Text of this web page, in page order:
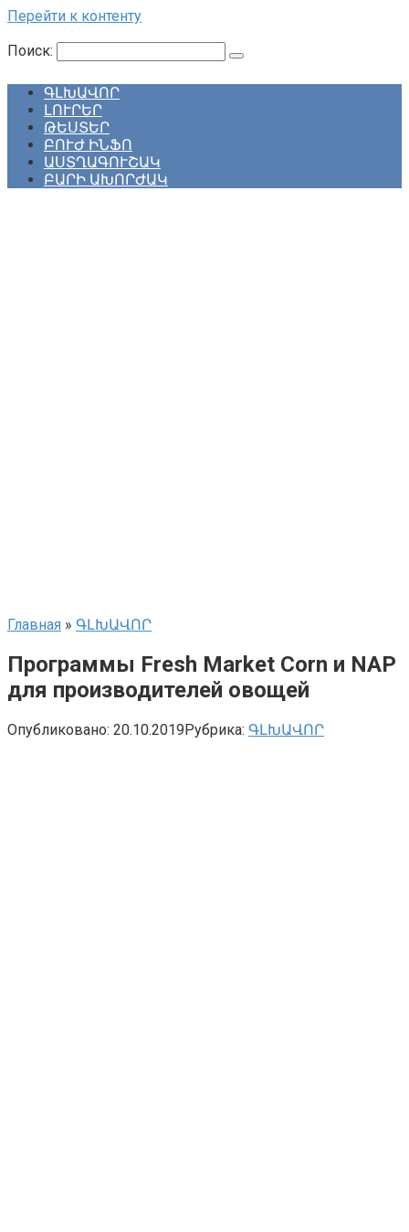
Перейти к контенту
Поиск:
ԳԼԽԱՎՈՐ
ԼՈՒՐԵՐ
ԹԵՍՏԵՐ
ԲՈՒԺ ԻՆՖՈ
ԱՍՏՂԱԳՈՒՇԱԿ
ԲԱՐԻ ԱԽՈՐԺԱԿ
Главная » ԳԼԽԱՎՈՐ
Программы Fresh Market Corn и NAP
для производителей овощей
Опубликовано: 20.10.2019Рубрика: ԳԼԽԱՎՈՐ